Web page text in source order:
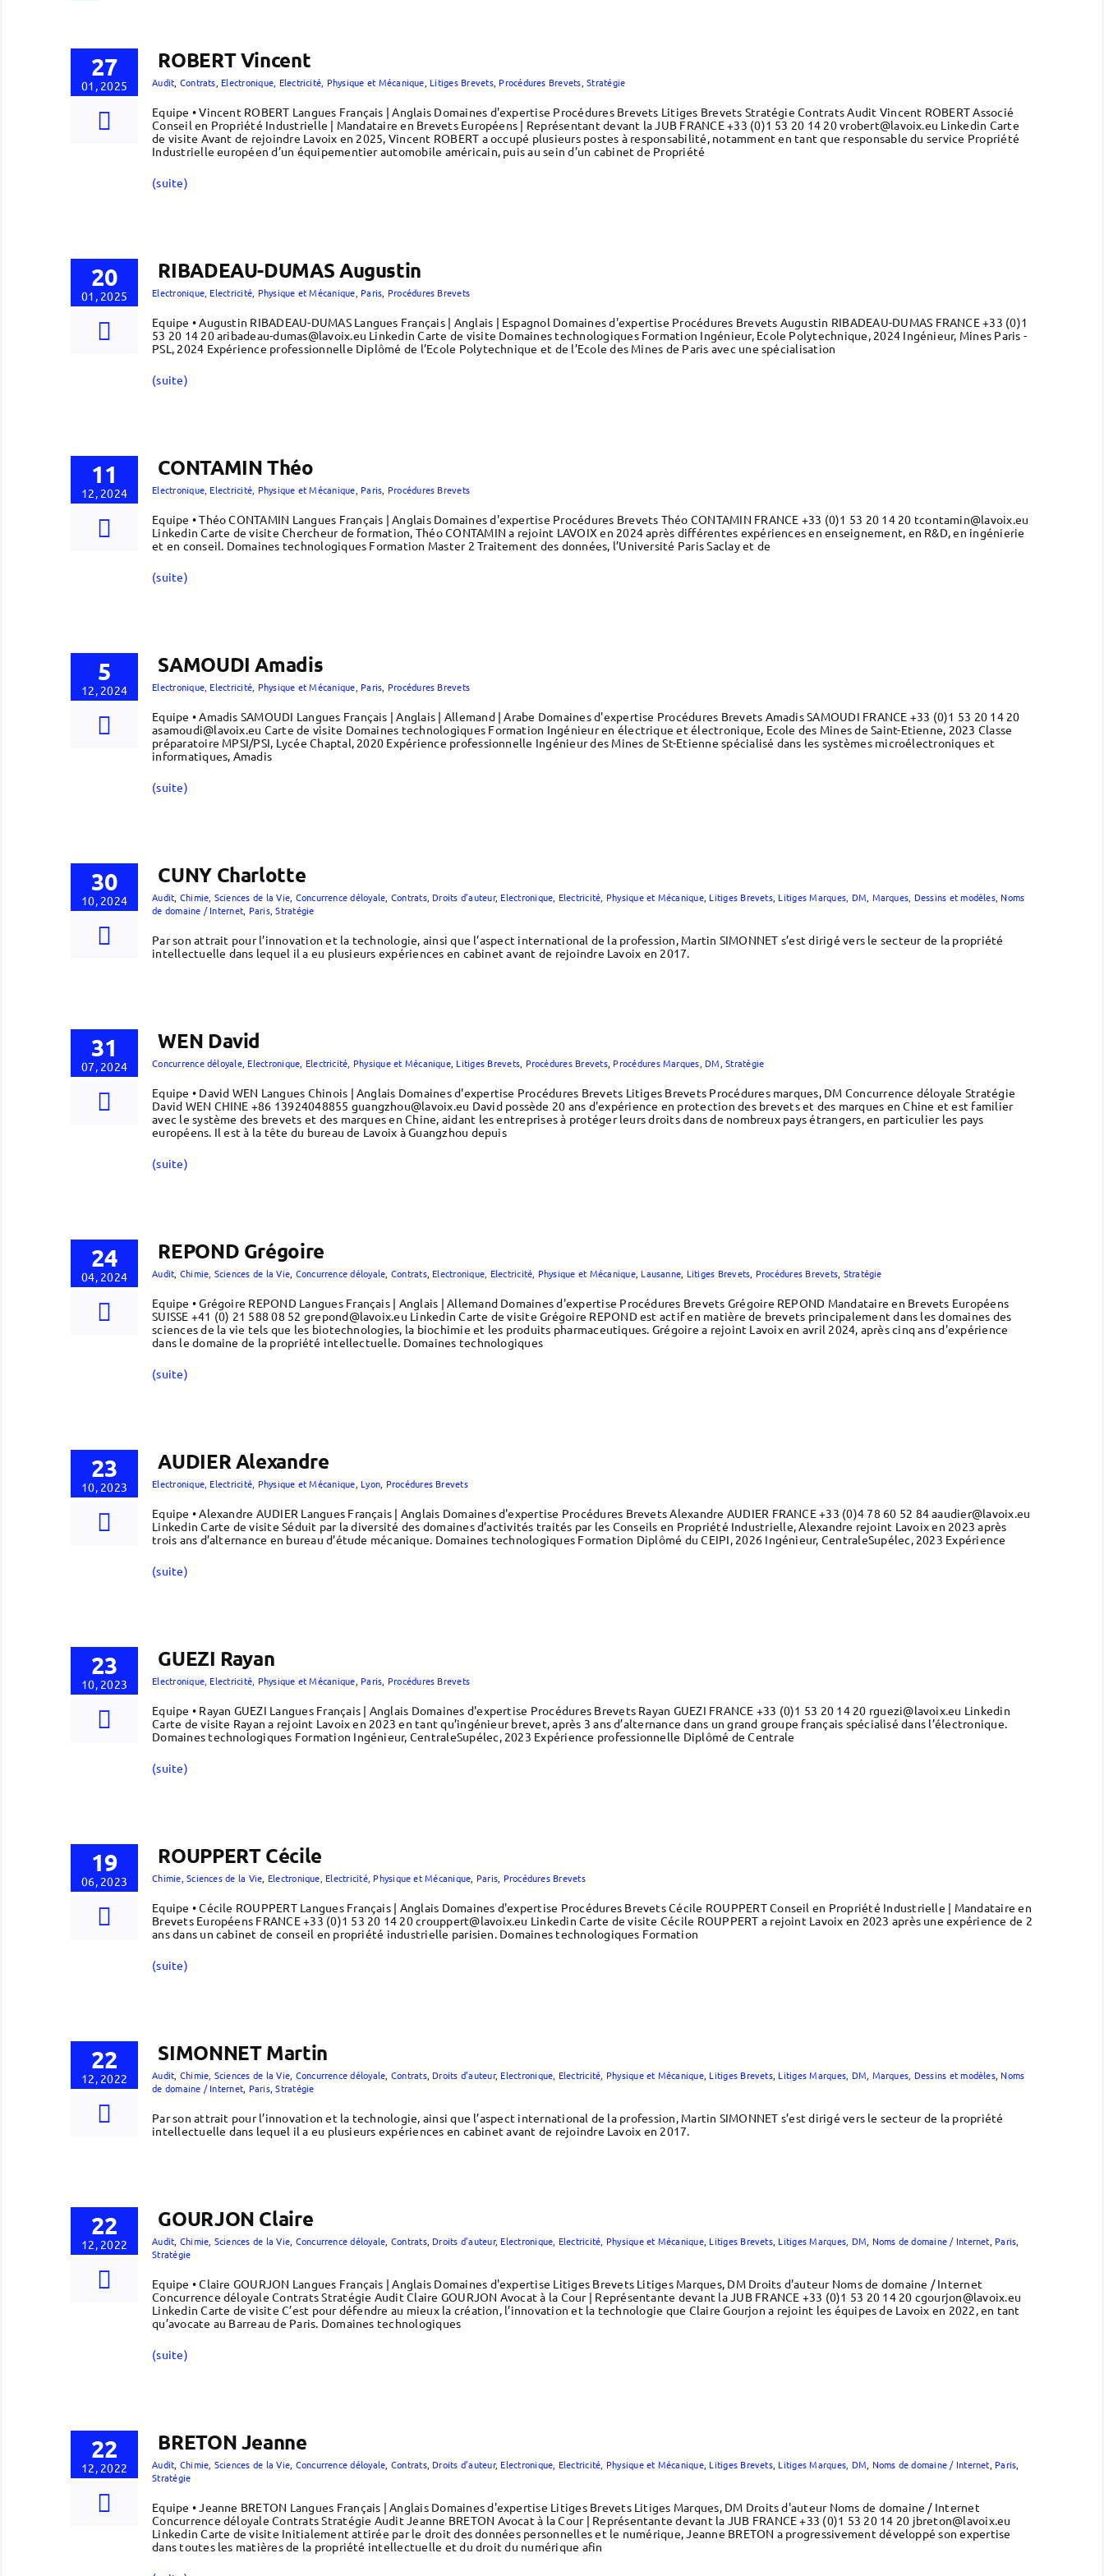
27
01, 2025
ROBERT Vincent
Audit Contrats Electronique, Electricité, Physique et Mécanique Litiges Brevets, Procédures Brevets ,Stratégie
Equipe • Vincent ROBERT Langues Français | Anglais Domaines d'expertise Procédures Brevets Litiges Brevets Stratégie Contrats Audit Vincent ROBERT Associé
Conseil en Propriété Industrielle | Mandataire en Brevets Européens | Représentant devant la JUB FRANCE +33 (0)1 53 20 14 20 vrobert@lavoix.eu Linkedin Carte
de visite Avant de rejoindre Lavoix en 2025, Vincent ROBERT a occupé plusieurs postes à responsabilité, notamment en tant que responsable du service Propriété
Industrielle européen d’un équipementier automobile américain, puis au sein d’un cabinet de Propriété
(suite)
20
01, 2025
RIBADEAU-DUMAS Augustin
Electronique, Electricité, Physique et Mécanique Paris Procédures Brevets
Equipe • Augustin RIBADEAU-DUMAS Langues Français | Anglais | Espagnol Domaines d'expertise Procédures Brevets Augustin RIBADEAU-DUMAS FRANCE +33 (0)1
53 20 14 20 aribadeau-dumas@lavoix.eu Linkedin Carte de visite Domaines technologiques Formation Ingénieur, Ecole Polytechnique, 2024 Ingénieur, Mines Paris -
PSL, 2024 Expérience professionnelle Diplômé de l’Ecole Polytechnique et de l’Ecole des Mines de Paris avec une spécialisation
(suite)
11
12, 2024
CONTAMIN Théo
Electronique, Electricité, Physique et Mécanique Paris Procédures Brevets
Equipe • Théo CONTAMIN Langues Français | Anglais Domaines d'expertise Procédures Brevets Théo CONTAMIN FRANCE +33 (0)1 53 20 14 20 tcontamin@lavoix.eu
Linkedin Carte de visite Chercheur de formation, Théo CONTAMIN a rejoint LAVOIX en 2024 après différentes expériences en enseignement, en R&D, en ingénierie
et en conseil. Domaines technologiques Formation Master 2 Traitement des données, l’Université Paris Saclay et de
(suite)
5
12, 2024
SAMOUDI Amadis
Electronique, Electricité, Physique et Mécanique Paris Procédures Brevets
Equipe • Amadis SAMOUDI Langues Français | Anglais | Allemand | Arabe Domaines d'expertise Procédures Brevets Amadis SAMOUDI FRANCE +33 (0)1 53 20 14 20
asamoudi@lavoix.eu Carte de visite Domaines technologiques Formation Ingénieur en électrique et électronique, Ecole des Mines de Saint-Etienne, 2023 Classe
préparatoire MPSI/PSI, Lycée Chaptal, 2020 Expérience professionnelle Ingénieur des Mines de St-Etienne spécialisé dans les systèmes microélectroniques et
informatiques, Amadis
(suite)
30
10, 2024
CUNY Charlotte
Audit Chimie, Sciences de la Vie Concurrence déloyale Contrats, Droits d’auteur, Electronique, Electricité, Physique et Mécanique, Litiges Brevets, Litiges Marques, DM Marques, Dessins et modèles, Noms
de domaine / Internet Paris,Stratégie
Par son attrait pour l’innovation et la technologie, ainsi que l’aspect international de la profession, Martin SIMONNET s’est dirigé vers le secteur de la propriété
intellectuelle dans lequel il a eu plusieurs expériences en cabinet avant de rejoindre Lavoix en 2017.
31
07, 2024
WEN David
Concurrence déloyale, Electronique, Electricité, Physique et Mécanique, Litiges Brevets Procédures Brevets, Procédures Marques, DM ,Stratégie
Equipe • David WEN Langues Chinois | Anglais Domaines d'expertise Procédures Brevets Litiges Brevets Procédures marques, DM Concurrence déloyale Stratégie
David WEN CHINE +86 13924048855 guangzhou@lavoix.eu David possède 20 ans d'expérience en protection des brevets et des marques en Chine et est familier
avec le système des brevets et des marques en Chine, aidant les entreprises à protéger leurs droits dans de nombreux pays étrangers, en particulier les pays
européens. Il est à la tête du bureau de Lavoix à Guangzhou depuis
(suite)
24
04, 2024
REPOND Grégoire
Audit Chimie, Sciences de la Vie Concurrence déloyale Contrats, Electronique, Electricité, Physique et Mécanique, Lausanne Litiges Brevets Procédures Brevets Stratégie
Equipe • Grégoire REPOND Langues Français | Anglais | Allemand Domaines d'expertise Procédures Brevets Grégoire REPOND Mandataire en Brevets Européens
SUISSE +41 (0) 21 588 08 52 grepond@lavoix.eu Linkedin Carte de visite Grégoire REPOND est actif en matière de brevets principalement dans les domaines des
sciences de la vie tels que les biotechnologies, la biochimie et les produits pharmaceutiques. Grégoire a rejoint Lavoix en avril 2024, après cinq ans d'expérience
dans le domaine de la propriété intellectuelle. Domaines technologiques
(suite)
23
10, 2023
AUDIER Alexandre
Electronique, Electricité, Physique et Mécanique Lyon Procédures Brevets
Equipe • Alexandre AUDIER Langues Français | Anglais Domaines d'expertise Procédures Brevets Alexandre AUDIER FRANCE +33 (0)4 78 60 52 84 aaudier@lavoix.eu
Linkedin Carte de visite Séduit par la diversité des domaines d’activités traités par les Conseils en Propriété Industrielle, Alexandre rejoint Lavoix en 2023 après
trois ans d’alternance en bureau d’étude mécanique. Domaines technologiques Formation Diplômé du CEIPI, 2026 Ingénieur, CentraleSupélec, 2023 Expérience
(suite)
23
10, 2023
GUEZI Rayan
Electronique, Electricité, Physique et Mécanique Paris Procédures Brevets
Equipe • Rayan GUEZI Langues Français | Anglais Domaines d'expertise Procédures Brevets Rayan GUEZI FRANCE +33 (0)1 53 20 14 20 rguezi@lavoix.eu Linkedin
Carte de visite Rayan a rejoint Lavoix en 2023 en tant qu’ingénieur brevet, après 3 ans d’alternance dans un grand groupe français spécialisé dans l’électronique.
Domaines technologiques Formation Ingénieur, CentraleSupélec, 2023 Expérience professionnelle Diplômé de Centrale
(suite)
19
06, 2023
ROUPPERT Cécile
Chimie, Sciences de la Vie Electronique, Electricité, Physique et Mécanique Paris Procédures Brevets
Equipe • Cécile ROUPPERT Langues Français | Anglais Domaines d'expertise Procédures Brevets Cécile ROUPPERT Conseil en Propriété Industrielle | Mandataire en
Brevets Européens FRANCE +33 (0)1 53 20 14 20 crouppert@lavoix.eu Linkedin Carte de visite Cécile ROUPPERT a rejoint Lavoix en 2023 après une expérience de 2
ans dans un cabinet de conseil en propriété industrielle parisien. Domaines technologiques Formation
(suite)
22
12, 2022
SIMONNET Martin
Audit Chimie, Sciences de la Vie Concurrence déloyale Contrats, Droits d’auteur, Electronique, Electricité, Physique et Mécanique, Litiges Brevets, Litiges Marques, DM Marques, Dessins et modèles, Noms
de domaine / Internet Paris,Stratégie
Par son attrait pour l’innovation et la technologie, ainsi que l’aspect international de la profession, Martin SIMONNET s’est dirigé vers le secteur de la propriété
intellectuelle dans lequel il a eu plusieurs expériences en cabinet avant de rejoindre Lavoix en 2017.
22
12, 2022
GOURJON Claire
Audit Chimie, Sciences de la Vie Concurrence déloyale Contrats, Droits d’auteur, Electronique, Electricité, Physique et Mécanique, Litiges Brevets, Litiges Marques, DM Noms de domaine / Internet Paris
Stratégie
Equipe • Claire GOURJON Langues Français | Anglais Domaines d'expertise Litiges Brevets Litiges Marques, DM Droits d'auteur Noms de domaine / Internet
Concurrence déloyale Contrats Stratégie Audit Claire GOURJON Avocat à la Cour | Représentante devant la JUB FRANCE +33 (0)1 53 20 14 20 cgourjon@lavoix.eu
Linkedin Carte de visite C’est pour défendre au mieux la création, l’innovation et la technologie que Claire Gourjon a rejoint les équipes de Lavoix en 2022, en tant
qu’avocate au Barreau de Paris. Domaines technologiques
(suite)
22
12, 2022
BRETON Jeanne
Audit Chimie, Sciences de la Vie Concurrence déloyale Contrats, Droits d’auteur, Electronique, Electricité, Physique et Mécanique, Litiges Brevets, Litiges Marques, DM Noms de domaine / Internet Paris
Stratégie
Equipe • Jeanne BRETON Langues Français | Anglais Domaines d'expertise Litiges Brevets Litiges Marques, DM Droits d'auteur Noms de domaine / Internet
Concurrence déloyale Contrats Stratégie Audit Jeanne BRETON Avocat à la Cour | Représentante devant la JUB FRANCE +33 (0)1 53 20 14 20 jbreton@lavoix.eu
Linkedin Carte de visite Initialement attirée par le droit des données personnelles et le numérique, Jeanne BRETON a progressivement développé son expertise
dans toutes les matières de la propriété intellectuelle et du droit du numérique afin